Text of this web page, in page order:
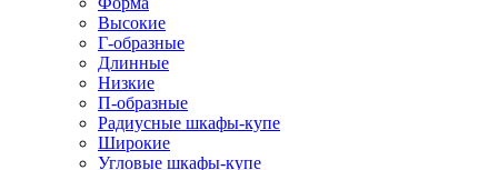
Высокие
Г-образные
Длинные
Низкие
П-образные
Радиусные шкафы-купе
Широкие
Угловые шкафы-купе